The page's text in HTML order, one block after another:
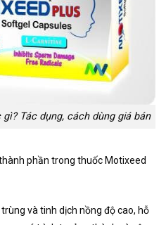
Tác dụng, cách dùng giá bán
phần trong thuốc Motixeed
và tinh dịch nồng độ cao, hỗ